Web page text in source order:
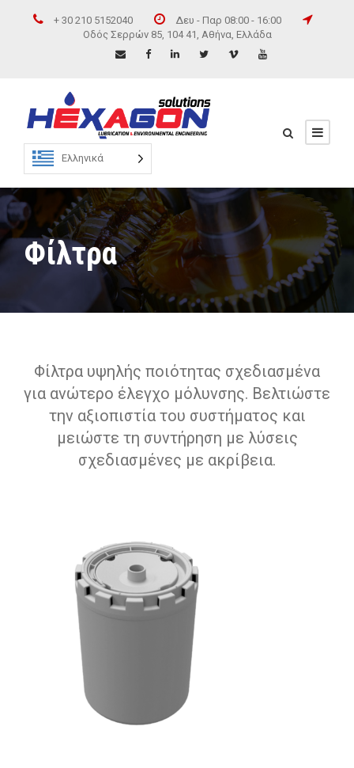
+ 30 210 5152040
Δευ - Παρ 08:00 - 16:00
Οδός Σερρών 85, 104 41, Αθήνα, Ελλάδα
Ελληνικά
Φίλτρα
Φίλτρα υψηλής ποιότητας σχεδιασμένα
για ανώτερο έλεγχο μόλυνσης. Βελτιώστε
την αξιοπιστία του συστήματος και
μειώστε τη συντήρηση με λύσεις
σχεδιασμένες με ακρίβεια.